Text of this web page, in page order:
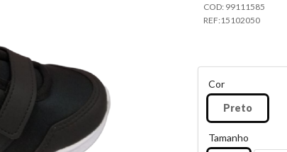
COD: 99111585
REF:15102050
Cor
Preto
Tamanho